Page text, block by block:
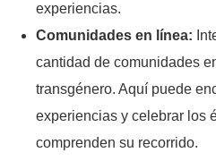
experiencias.
Comunidades en línea:
cantidad de comunidades
transgénero. Aquí puede
experiencias y celebrar los
comprenden su recorrido.